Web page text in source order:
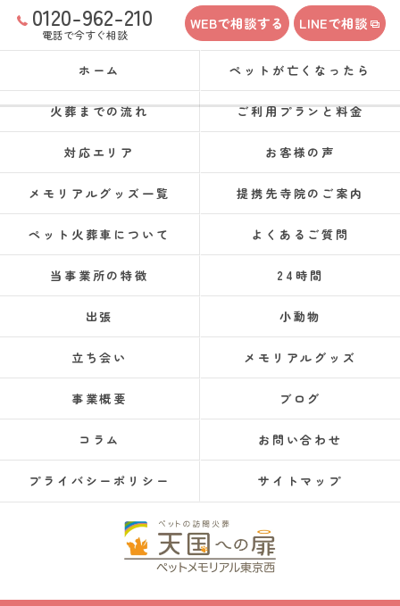
0120-962-210
電話で今すぐ相談
WEBで相談する LINEで相談
ホーム ペットが亡くなったら
火葬までの流れ ご利用プランと料金
対応エリア お客様の声
メモリアルグッズ一覧 提携先寺院のご案内
ペット火葬車について よくあるご質問
当事業所の特徴 24時間
出張 小動物
立ち会い メモリアルグッズ
事業概要 ブログ
コラム お問い合わせ
プライバシーポリシー サイトマップ